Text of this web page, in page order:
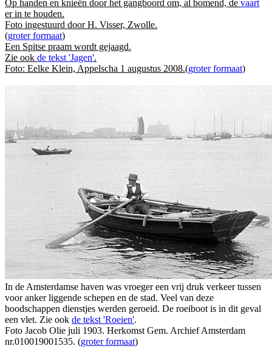
Op handen en knieën door het gangboord om, al bomend, de vaart
er in te houden.
Foto ingestuurd door H. Visser, Zwolle.
(groter formaat)
Een Spitse praam wordt gejaagd.
Zie ook de tekst 'Jagen'.
Foto: Eelke Klein, Appelscha 1 augustus 2008.(groter formaat)
In de Amsterdamse haven was vroeger een vrij druk verkeer tussen
voor anker liggende schepen en de stad. Veel van deze
boodschappen dienstjes werden geroeid. De roeiboot is in dit geval
een vlet. Zie ook de tekst 'Roeien'.
Foto Jacob Olie juli 1903. Herkomst Gem. Archief Amsterdam
nr.010019001535. (groter formaat)